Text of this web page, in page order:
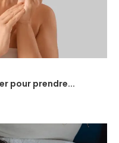
pour prendre...